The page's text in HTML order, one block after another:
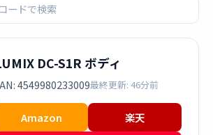
DC-S1R ボディ
4549980233009最終更新: 46分前
Amazon
楽天